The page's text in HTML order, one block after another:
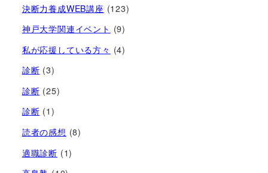
決断力養成WEB講座 (123)
神戸大学関連イベント (9)
私が応援している方々 (4)
診断 (3)
診断 (25)
診断 (1)
読者の感想 (8)
適職診断 (1)